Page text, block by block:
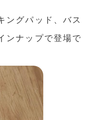
ングパッド、バス
ンナップで登場で